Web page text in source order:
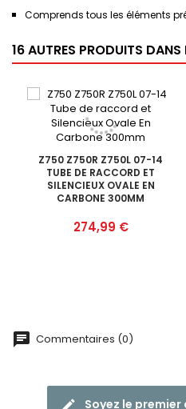
Comprends tous les éléments
16 AUTRES PRODUITS
Z750 Z750R Z750L 07-14
TUBE DE RACCORD ET
SILENCIEUX OVALE EN
CARBONE 300MM
Prix
274,99 €
Commentaires (0)
Soyez le